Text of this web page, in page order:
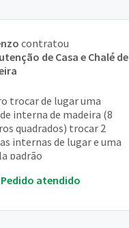
contratou
de Casa e Chalé de
trocar de lugar uma
interna de madeira (8
quadrados) trocar 2
internas de lugar e uma
padrão
Pedido atendido